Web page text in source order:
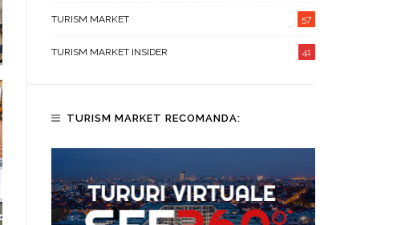
TURISM MARKET 57
TURISM MARKET INSIDER 41
TURISM MARKET RECOMANDA: